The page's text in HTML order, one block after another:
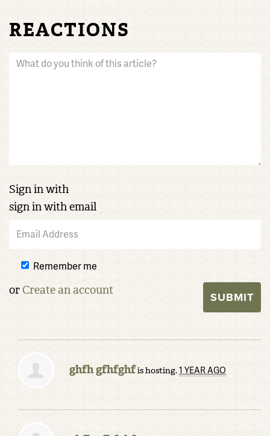
REACTIONS
Sign in with
sign in with email
Remember me
or Create an account
ghfh gfhfghfis hosting.1 YEAR AGO